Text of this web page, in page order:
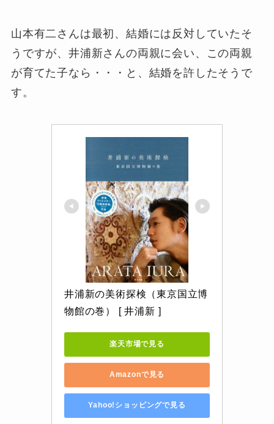
山本有二さんは最初、結婚には反対していたそ
うですが、井浦新さんの両親に会い、この両親
が育てた子なら・・・と、結婚を許したそうで
す。
井浦新の美術探検（東京国立博
物館の巻） [ 井浦新 ]
楽天市場で見る
Amazonで見る
Yahoo!ショッピングで見る